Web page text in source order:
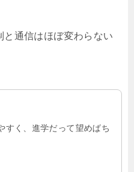
通信はほぼ変わらない
すく、進学だって望めばち